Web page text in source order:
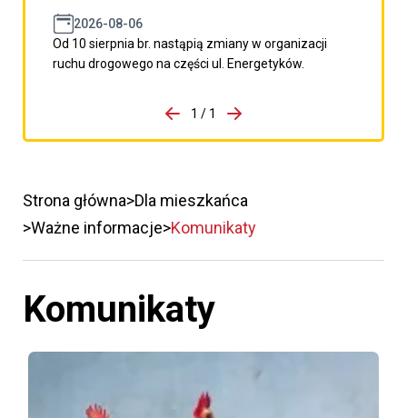
2026-08-06
Od 10 sierpnia br. nastąpią zmiany w organizacji
ruchu drogowego na części ul. Energetyków.
porzpedniego komunikatu
1 / 1
Przejdź do następnego
Strona główna Dla mieszkańca
Ważne informacje Komunikaty
Komunikaty